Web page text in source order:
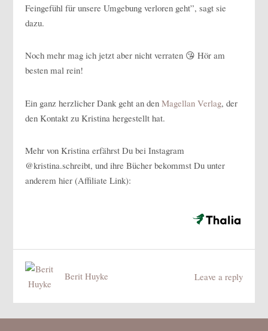
Feingefühl für unsere Umgebung verloren geht”, sagt sie
dazu.
Noch mehr mag ich jetzt aber nicht verraten 😘 Hör am
besten mal rein!
Ein ganz herzlicher Dank geht an denMagellan Verlag, der
den Kontakt zu Kristina hergestellt hat.
Mehr von Kristina erfährst Du bei Instagram
@kristina.schreibt, und ihre Bücher bekommst Du unter
anderem hier (Affiliate Link):
Leave a reply
Berit Huyke